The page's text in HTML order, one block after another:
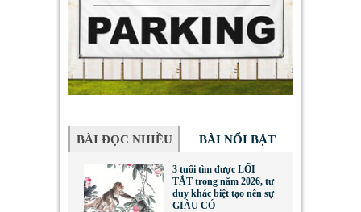
BÀI ĐỌC NHIỀU BÀI NỔI BẬT
3 tuổi tìm được LỐI
TẮT trong năm 2026, tư
duy khác biệt tạo nên sự
GIÀU CÓ